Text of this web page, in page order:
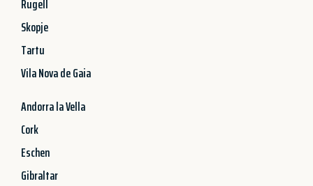
Rugell
Skopje
Tartu
Vila Nova de Gaia
Andorra la Vella
Cork
Eschen
Gibraltar